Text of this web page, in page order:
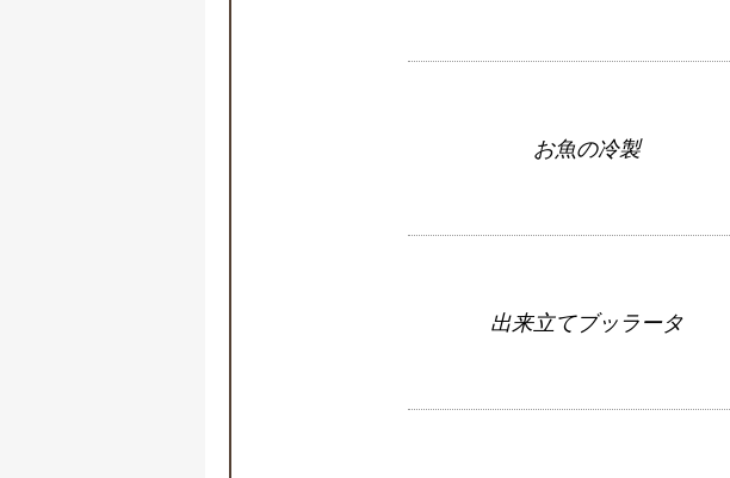
お魚の冷製
出来立てブッラータ